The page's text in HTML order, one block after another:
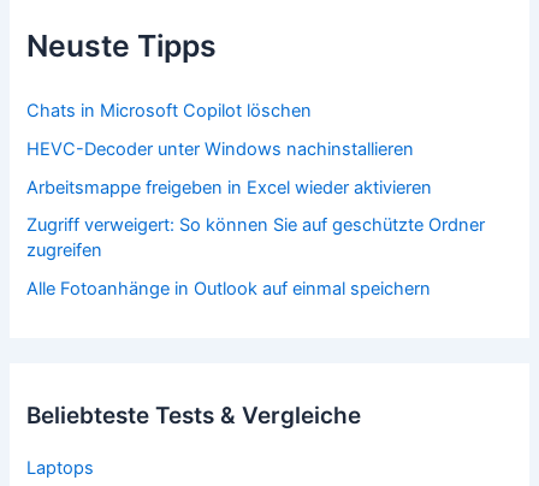
Neuste Tipps
Chats in Microsoft Copilot löschen
HEVC-Decoder unter Windows nachinstallieren
Arbeitsmappe freigeben in Excel wieder aktivieren
Zugriff verweigert: So können Sie auf geschützte Ordner
zugreifen
Alle Fotoanhänge in Outlook auf einmal speichern
Beliebteste Tests & Vergleiche
Laptops